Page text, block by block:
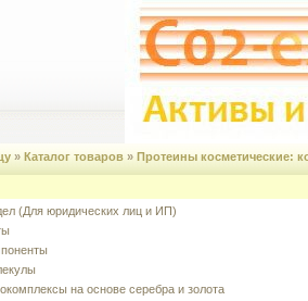
» Каталог товаров » Протеины косметические:
(Для юридических лиц и ИП)
на основе серебра и золота